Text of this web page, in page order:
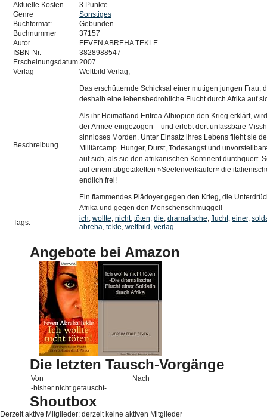
Aktuelle Kosten
3 Punkte
Genre
Sonstiges
Buchformat:
Gebunden
Buchnummer
37157
Autor
FEVEN ABREHA TEKLE
ISBN-Nr.
3828988547
Erscheinungsdatum2007
Verlag
Weltbild Verlag,
Beschreibung
Das erschütternde Schicksal einer mutigen jungen Frau,
deshalb eine lebensbedrohliche Flucht durch Afrika auf
Als ihr Heimatland Eritrea Äthiopien den Krieg erklärt,
der Armee eingezogen – und erlebt dort unfassbare
sinnloses Morden. Unter Einsatz ihres Lebens flieht sie
Militärcamp. Hunger, Durst, Todesangst und
auf sich, als sie den afrikanischen Kontinent durchquert.
auf einem abgetakelten »Seelenverkäufer« die
endlich frei!
Ein flammendes Plädoyer gegen den Krieg, die
Afrika und gegen den Menschenschmuggel!
Tags:
ich, wollte, nicht, töten, die, dramatische, flucht, einer,
abreha, tekle, weltbild , verlag
Angebote bei Amazon
Die letzten Tausch-Vorgänge
Von
Nach
-bisher nicht getauscht-
Shoutbox
Derzeit aktive Mitglieder: derzeit keine aktiven Mitglieder